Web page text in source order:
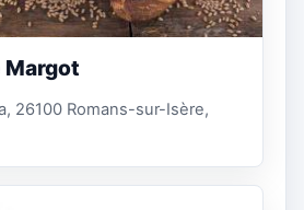
Margot
26100 Romans-sur-Isère,